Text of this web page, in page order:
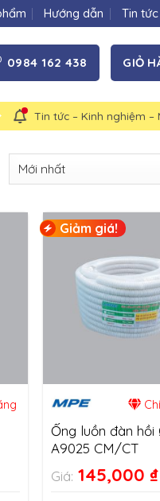
Hướng dẫn Tin tức
0984 162 438 GIỎ
Tin tức – Kinh nghiệm –
Giảm giá!
Ống luồn đàn hồi
A9025 CM/CT
Giá: 145,000 ₫